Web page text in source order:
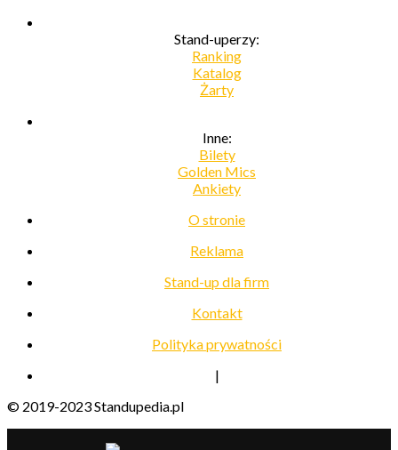
Stand-uperzy:
Ranking
Katalog
Żarty
Inne:
Bilety
Golden Mics
Ankiety
O stronie
Reklama
Stand-up dla firm
Kontakt
Polityka prywatności
|
© 2019-2023 Standupedia.pl